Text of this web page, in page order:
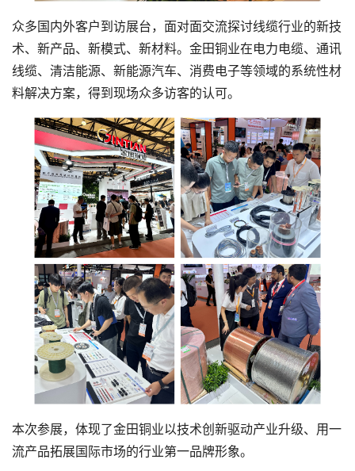
众多国内外客户到访展台，面对面交流探讨线缆行业的新技
术、新产品、新模式、新材料。金田铜业在电力电缆、通讯
线缆、清洁能源、新能源汽车、消费电子等领域的系统性材
料解决方案，得到现场众多访客的认可。
本次参展，体现了金田铜业以技术创新驱动产业升级、用一
流产品拓展国际市场的行业第一品牌形象。